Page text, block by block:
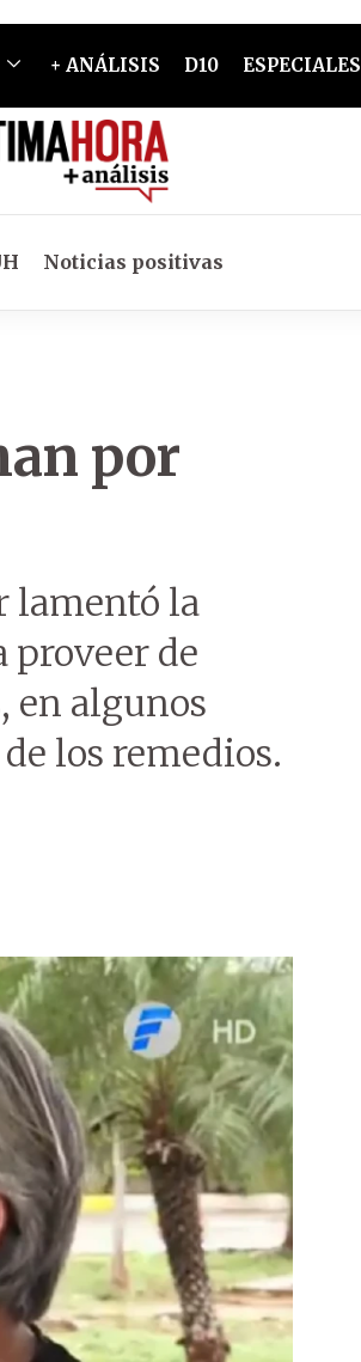
+ ANÁLISIS D10 ESPECIALES
Noticias positivas
por
lamentó la
proveer de
en algunos
los remedios.